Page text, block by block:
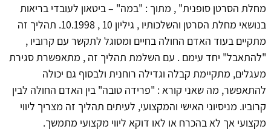
מחלת הסרטן סופנית" , מתוך : "במה" – ביטאון לעובדי בריאות
בנושאי מחלת הסרטן והשלכותיו , גיליון 10 , 10.1998. תהליך זה
מתקיים בעוד האדם החולה בחיים ומסוגל לתקשר עם קרוביו ,
"להתאבל" יחד עימם . עם השלמת תהליך זה , מתאפשרת סגירת
מעגלים, מתקיימת קבלה וגדילה רוחנית ולבסוף גם יכולה
להתאפשר, מה שאני קורא : "פרידה טובה" בין האדם החולה לבין
קרוביו. מניסיוני האישי והמקצועי, לעיתים תהליך זה מצריך ליווי
מקצועי אך לא בהכרח או לאו דוקא ליווי מקצועי מתמשך.